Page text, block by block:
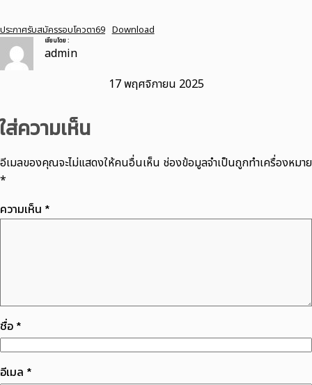
ประกาศรับสมัครรอบโควตา69 Download
เขียนโดย :
admin
17 พฤศจิกายน 2025
ใส่ความเห็น
อีเมลของคุณจะไม่แสดงให้คนอื่นเห็น ช่องข้อมูลจำเป็นถูกทำเครื่องหมาย
*
ความเห็น *
ชื่อ *
อีเมล *